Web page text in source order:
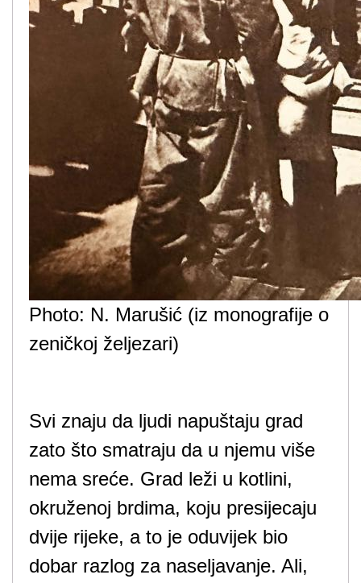
Photo: N. Marušić (iz monografije o
zeničkoj željezari)
Svi znaju da ljudi napuštaju grad
zato što smatraju da u njemu više
nema sreće. Grad leži u kotlini,
okruženoj brdima, koju presijecaju
dvije rijeke, a to je oduvijek bio
dobar razlog za naseljavanje. Ali,